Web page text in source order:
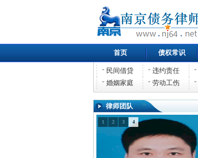
首页 债权常识
民间借贷 违约责任
婚姻家庭
劳动工伤
律师团队
1 2 3 4